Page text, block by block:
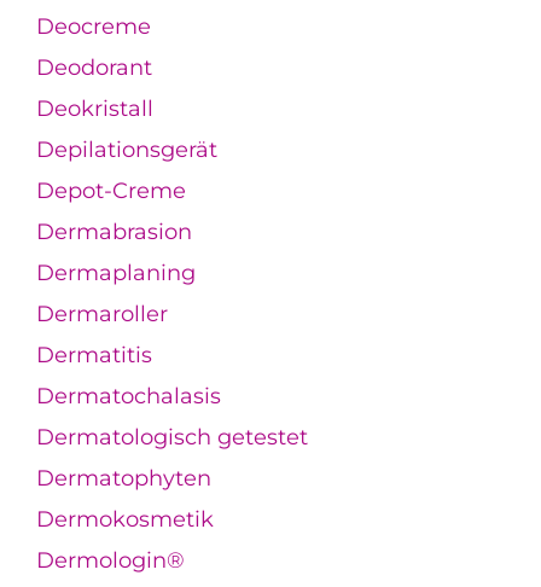
Deocreme
Deodorant
Deokristall
Depilationsgerät
Depot-Creme
Dermabrasion
Dermaplaning
Dermaroller
Dermatitis
Dermatochalasis
Dermatologisch getestet
Dermatophyten
Dermokosmetik
Dermologin®